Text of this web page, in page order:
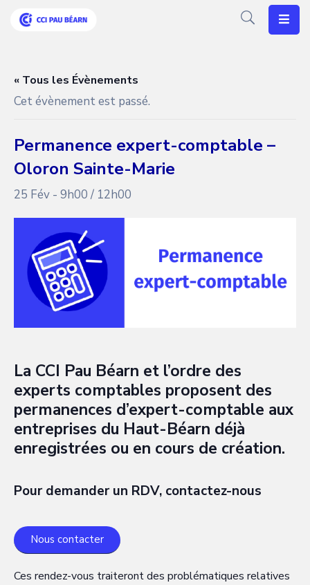
CCI
Vos
Agenda
Nos
Solutions
« Tous les Évènements
Cet évènement est passé.
Permanence expert-comptable –
Oloron Sainte-Marie
25 Fév - 9h00/ 12h00
La CCI Pau Béarn et l’ordre des
experts comptables proposent des
permanences d’expert-comptable aux
entreprises du Haut-Béarn déjà
enregistrées ou en cours de création.
Pour demander un RDV, contactez-nous
Nous contacter
Ces rendez-vous traiteront des problématiques relatives